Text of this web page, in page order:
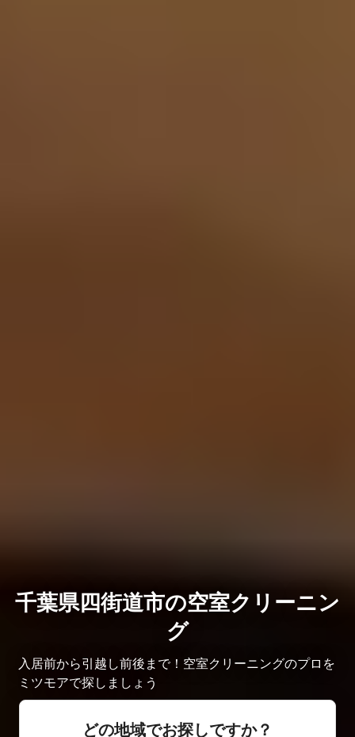
千葉県四街道市の空室クリーニン
グ
入居前から引越し前後まで！空室クリーニングのプロを
ミツモアで探しましょう
どの地域でお探しですか？